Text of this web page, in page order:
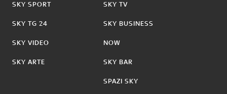
SKY SPORT
SKY TG 24
SKY VIDEO
SKY ARTE
SKY TV
SKY BUSINESS
NOW
SKY BAR
SPAZI SKY